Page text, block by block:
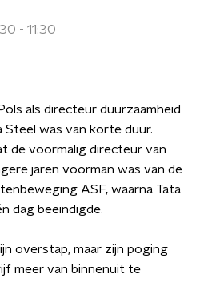
- 11:30
als directeur duurzaamheid
Steel was van korte duur.
de voormalig directeur van
jaren voorman was van de
ASF, waarna Tata
dag beëindigde.
overstap, maar zijn poging
meer van binnenuit te